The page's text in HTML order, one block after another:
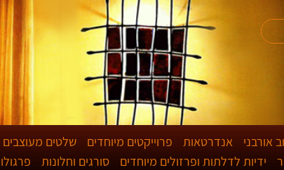
אורבני אנדרטאות פרוייקטים מיוחדים שלטים מעוצבים
ידיות לדלתות ופרזולים מיוחדים סורגים וחלונות